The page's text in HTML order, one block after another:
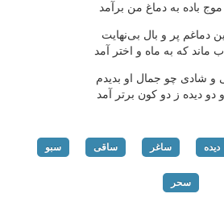
باده به دماغ من برآمد
دماغم پر و بال بی‌نهایت
ماند كه به ماه و اختر آمد
و شادی چو جمال او بدیدم
دو دیده ز دو كون برتر آمد
دیده ساغر ساقی سبو
سحر